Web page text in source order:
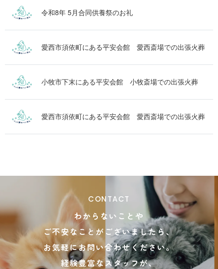
令和8年 5月合同供養祭のお礼
愛西市須依町にある平安会館 愛西斎場での出張火葬
小牧市下末にある平安会館 小牧斎場での出張火葬
愛西市須依町にある平安会館 愛西斎場での出張火葬
CONTACT
わからないことや
ご不安なことがございましたら、
お気軽にお問い合わせください。
経験豊富なスタッフが、